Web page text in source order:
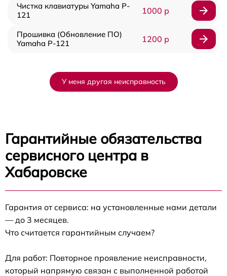
Чистка клавиатуры Yamaha P-
121
1000 р
Прошивка (Обновление ПО)
Yamaha P-121
1200 р
У меня другая неисправность
Гарантийные обязательства
сервисного центра в
Хабаровске
Гарантия от сервиса: на установленные нами детали
— до 3 месяцев.
Что считается гарантийным случаем?
Для работ: Повторное проявление неисправности,
который напрямую связан с выполненной работой